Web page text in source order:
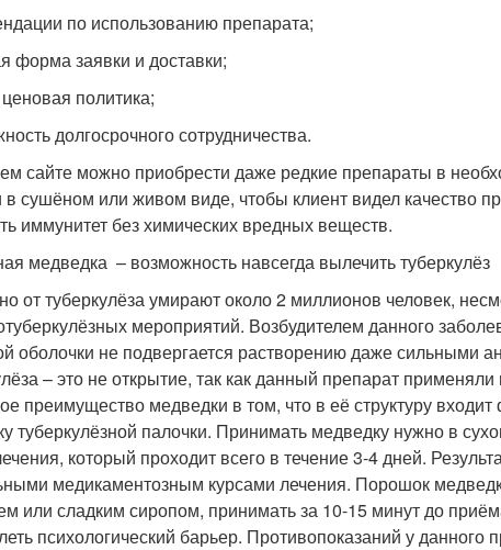
по использованию препарата;
форма заявки и доставки;
политика;
долгосрочного сотрудничества.
сайте можно приобрести даже редкие препараты в
сушёном или живом виде, чтобы клиент видел качество
иммунитет без химических вредных веществ.
медведка – возможность навсегда вылечить туберкулёз
от туберкулёза умирают около 2 миллионов человек,
мероприятий. Возбудителем данного
оболочки не подвергается растворению даже сильными
– это не открытие, так как данный препарат
преимущество медведки в том, что в её структуру
туберкулёзной палочки. Принимать медведку нужно в
который проходит всего в течение 3-4 дней.
медикаментозным курсами лечения. Порошок
или сладким сиропом, принимать за 10-15 минут до
психологический барьер. Противопоказаний у данного